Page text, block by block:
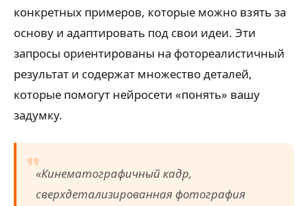
конкретных примеров, которые можно взять за
основу и адаптировать под свои идеи. Эти
запросы ориентированы на фотореалистичный
результат и содержат множество деталей,
которые помогут нейросети «понять» вашу
задумку.
«Кинематографичный кадр,
сверхдетализированная фотография